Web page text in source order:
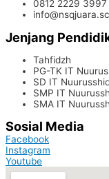
0812 2229
Jenjang
Tahfidzh
PG-TK IT
SD IT
SMP IT
SMA IT
Sosial Media
Facebook
Instagram
Youtube